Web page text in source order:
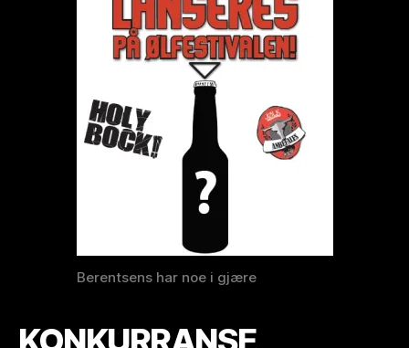
Berentsens har noe i gjære